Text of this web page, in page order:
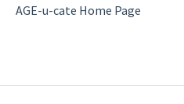
AGE-u-cate Home Page